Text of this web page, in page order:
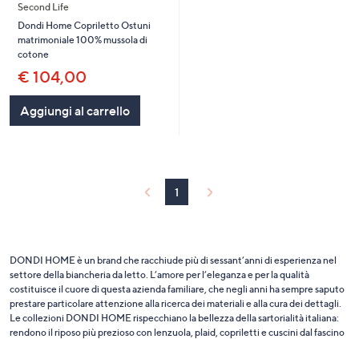
Second Life
Dondi Home Copriletto Ostuni
matrimoniale 100% mussola di
cotone
€ 104,00
Aggiungi al carrello
1
DONDI HOME è un brand che racchiude più di sessant’anni di esperienza nel
settore della biancheria da letto. L’amore per l’eleganza e per la qualità
costituisce il cuore di questa azienda familiare, che negli anni ha sempre saputo
prestare particolare attenzione alla ricerca dei materiali e alla cura dei dettagli.
Le collezioni DONDI HOME rispecchiano la bellezza della sartorialità italiana:
rendono il riposo più prezioso con lenzuola, plaid, copriletti e cuscini dal fascino